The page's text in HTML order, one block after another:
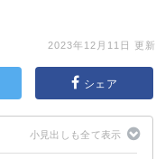
2023年12月11日 更新
シェア